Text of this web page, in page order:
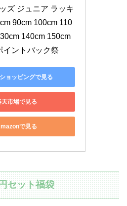
ズ ジュニア ラッキ
90cm 100cm 110
140cm 150cm
イントバック祭
ョッピングで見る
天市場で見る
で見る
セット福袋